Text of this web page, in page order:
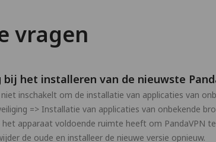
vragen
het installeren van de nieuwste
inschakelt om de installatie van applicaties van
=> Installatie van applicaties van onbekende
apparaat voldoende ruimte heeft om PandaVPN
de oude en installeer de nieuwe versie opnieuw.